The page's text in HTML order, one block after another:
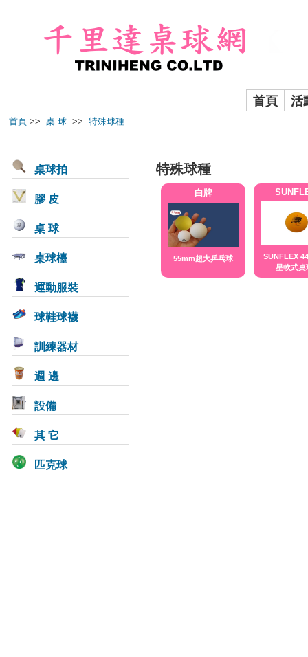
首頁 活
首頁 >> 桌 球 >> 特殊球種
桌球拍
膠 皮
桌 球
桌球檯
運動服裝
球鞋球襪
訓練器材
週 邊
設備
其 它
匹克球
特殊球種
白牌
55mm超大乒乓球
SUNFLEX
星軟式桌